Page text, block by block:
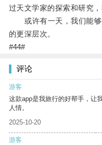
过天文学家的探索和研究
或许有一天，我们能够
的更深层次。
#44#
评论
游客
这款app是我旅行的好帮手，让
人情。
2025-10-20
游客